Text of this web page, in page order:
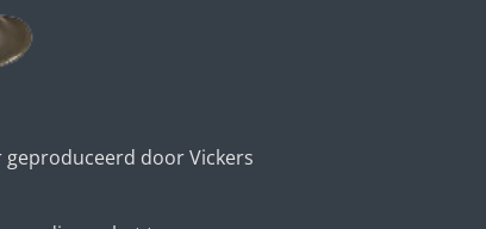
geproduceerd door Vickers